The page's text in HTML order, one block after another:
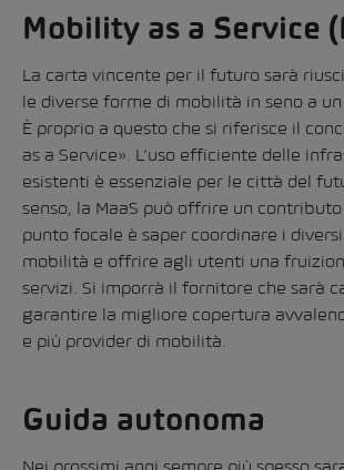
Mobility as a Service
La carta vincente per il futuro sarà
le diverse forme di mobilità in seno a
È proprio a questo che si riferisce il
as a Service». L’uso efficiente delle
esistenti è essenziale per le città del
senso, la MaaS può offrire un
punto focale è saper coordinare i
mobilità e offrire agli utenti una
servizi. Si imporrà il fornitore che sarà
garantire la migliore copertura
e più provider di mobilità.
Guida autonoma